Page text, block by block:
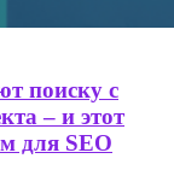
поиску с
– и этот
для SEO